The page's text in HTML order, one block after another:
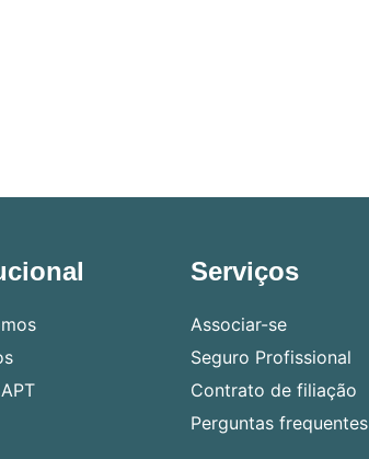
Serviços
Associar-se
Seguro Profissional
Contrato de filiação
Perguntas frequentes